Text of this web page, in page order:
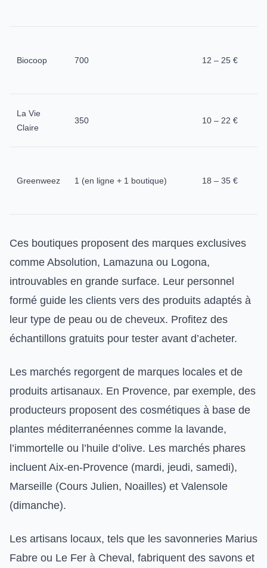
Biocoop 700 12 – 25 €
La Vie
Claire
350 10 – 22 €
Greenweez 1 (en ligne + 1 boutique) 18 – 35 €
Ces boutiques proposent des marques exclusives
comme Absolution, Lamazuna ou Logona,
introuvables en grande surface. Leur personnel
formé guide les clients vers des produits adaptés à
leur type de peau ou de cheveux. Profitez des
échantillons gratuits pour tester avant d’acheter.
Les marchés regorgent de marques locales et de
produits artisanaux. En Provence, par exemple, des
producteurs proposent des cosmétiques à base de
plantes méditerranéennes comme la lavande,
l’immortelle ou l’huile d’olive. Les marchés phares
incluent Aix-en-Provence (mardi, jeudi, samedi),
Marseille (Cours Julien, Noailles) et Valensole
(dimanche).
Les artisans locaux, tels que les savonneries Marius
Fabre ou Le Fer à Cheval, fabriquent des savons et